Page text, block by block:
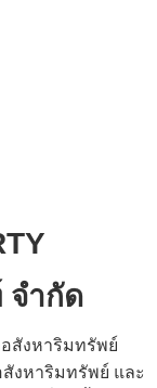
จำกัด
สังหาริมทรัพย์
งหาริมทรัพย์ และ